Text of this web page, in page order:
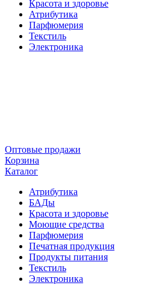
Красота и здоровье
Атрибутика
Парфюмерия
Текстиль
Электроника
Оптовые продажи
Корзина
Каталог
Атрибутика
БАДы
Красота и здоровье
Моющие средства
Парфюмерия
Печатная продукция
Продукты питания
Текстиль
Электроника